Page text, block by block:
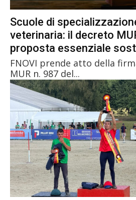
Scuole di
veterinaria: il decreto
proposta essenziale
FNOVI prende atto della
MUR n. 987 del...